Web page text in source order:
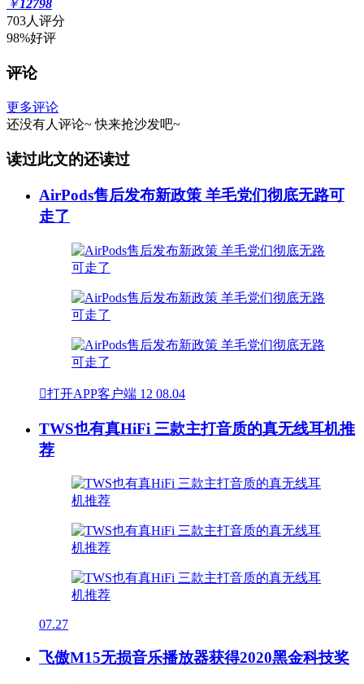
￥12798
703人评分
98%好评
评论
更多评论
还没有人评论~ 快来抢沙发吧~
读过此文的还读过
AirPods售后发布新政策 羊毛党们彻底无路可
走了
打开APP客户端 12 08.04
TWS也有真HiFi 三款主打音质的真无线耳机推
荐
07.27
飞傲M15无损音乐播放器获得2020黑金科技奖